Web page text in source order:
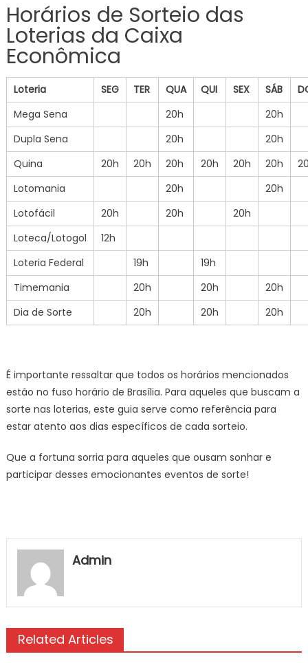
Horários de Sorteio das
Loterias da Caixa
Econômica
Loteria SEG TER QUA QUI SEX SÁB
Mega Sena
20h
20h
Dupla Sena
20h
20h
Quina
20h 20h 20h 20h 20h 20h
Lotomania
20h
20h
Lotofácil
20h 20h
20h
Loteca/Lotogol
12h
Loteria Federal
19h
19h
Timemania
20h 20h
20h
Dia de Sorte
20h 20h 20h
É importante ressaltar que todos os horários mencionados
estão no fuso horário de Brasília. Para aqueles que buscam a
sorte nas loterias, este guia serve como referência para
estar atento aos dias específicos de cada sorteio.
Que a fortuna sorria para aqueles que ousam sonhar e
participar desses emocionantes eventos de sorte!
Admin
Related Articles